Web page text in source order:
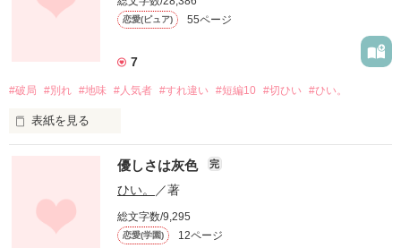
……ごめんね
あの日のまま輝いていて欲しかったよ。
*表紙作成…20160613
*執筆開始…20160607
*執筆終了…20160624
*作品公開…20200622
かくかくぶきっちょ
ストロベリーみたいに甘酸っぱい
それは、かんたんに許せることじゃない
＊
天野 心愛(あまの ここあ)
織田 康一(おりた こういち)
恋愛(ピュア) 55ページ
7
#破局 #別れ #地味 #人気者 #すれ違い #短編10 #切ひい #ひい。
表紙を見る
彼氏と彼女になることが
ゴールじゃないなんて
優しさは灰色 完
ひい。 ／著
総文字数/9,295
恋愛(学園) 12ページ